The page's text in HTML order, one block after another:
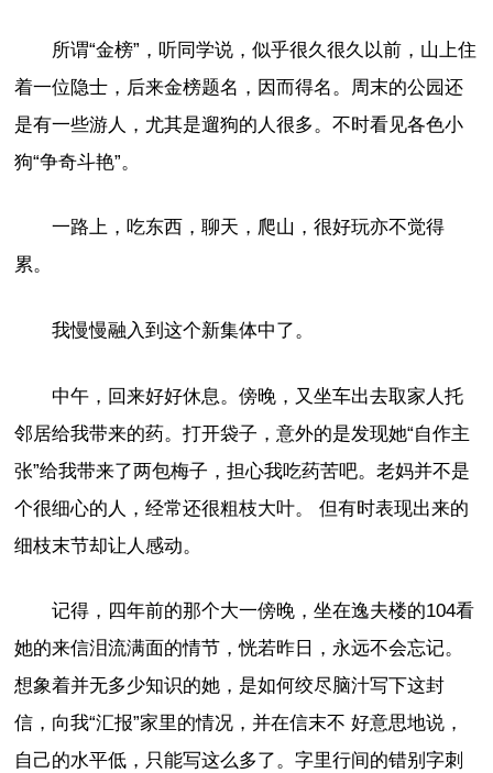
所谓“金榜”，听同学说，似乎很久很久以前，山上住
着一位隐士，后来金榜题名，因而得名。周末的公园还
是有一些游人，尤其是遛狗的人很多。不时看见各色小
狗“争奇斗艳”。
一路上，吃东西，聊天，爬山，很好玩亦不觉得
累。
我慢慢融入到这个新集体中了。
中午，回来好好休息。傍晚，又坐车出去取家人托
邻居给我带来的药。打开袋子，意外的是发现她“自作主
张”给我带来了两包梅子，担心我吃药苦吧。老妈并不是
个很细心的人，经常还很粗枝大叶。 但有时表现出来的
细枝末节却让人感动。
记得，四年前的那个大一傍晚，坐在逸夫楼的104看
她的来信泪流满面的情节，恍若昨日，永远不会忘记。
想象着并无多少知识的她，是如何绞尽脑汁写下这封
信，向我“汇报”家里的情况，并在信末不 好意思地说，
自己的水平低，只能写这么多了。字里行间的错别字刺